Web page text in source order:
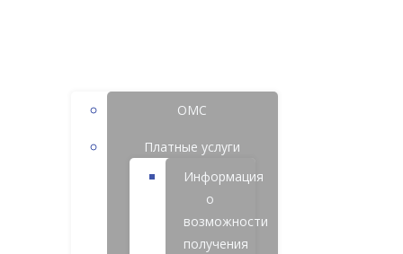
ОМС
Платные услуги
Информация
о
возможности
получения